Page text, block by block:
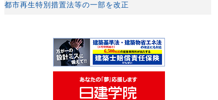
都市再生特別措置法等の一部を改正